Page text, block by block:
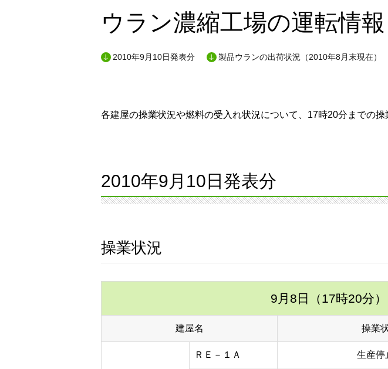
ウラン濃縮工場の運転情報
2010年9月10日発表分 製品ウランの出荷状況（2010年8月末現在）
各建屋の操業状況や燃料の受入れ状況について、17時20分までの
2010年9月10日発表分
操業状況
9月8日（17時20分）
建屋名 操業
ＲＥ－１Ａ 生産停